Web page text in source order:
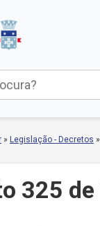
» Legislação - Decretos »
325